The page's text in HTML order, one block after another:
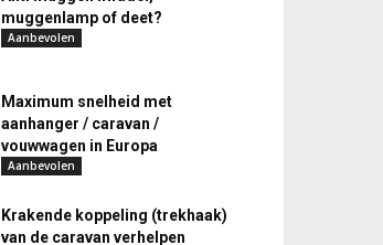
muggenlamp of deet?
Aanbevolen
Maximum snelheid met
aanhanger / caravan /
vouwwagen in Europa
Aanbevolen
Krakende koppeling (trekhaak)
van de caravan verhelpen